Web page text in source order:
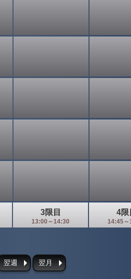
3限目
13:00～14:30
4限
14:45～
翌週 翌月